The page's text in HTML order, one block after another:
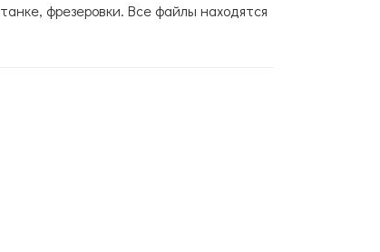
фрезеровки. Все файлы находятся